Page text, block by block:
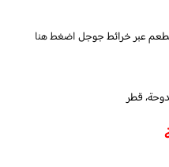
عبر خرائط جوجلاضغط هنا